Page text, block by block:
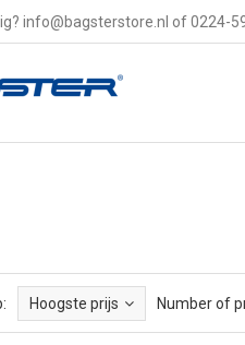
info@bagsterstore.nl of 0224-
Hoogste prijs Number of